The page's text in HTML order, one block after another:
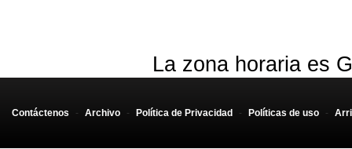
La zona horaria es
Contáctenos - Archivo - Política de Privacidad - Políticas de uso -